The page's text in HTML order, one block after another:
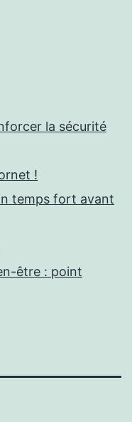
la sécurité
!
temps fort avant
être : point